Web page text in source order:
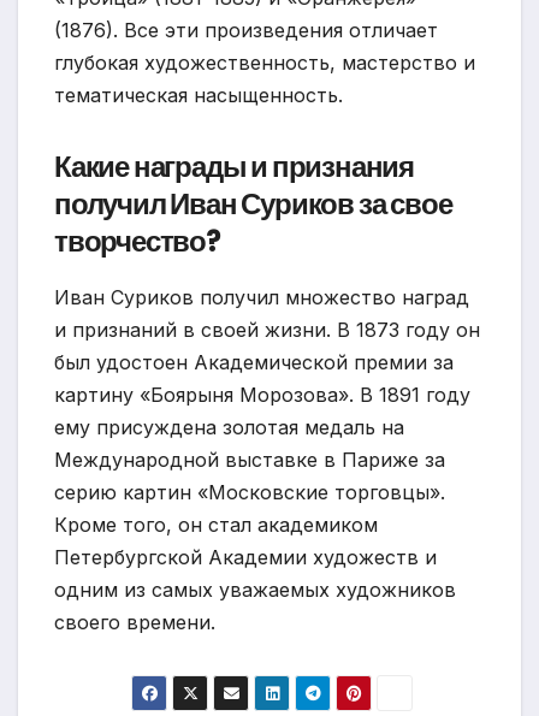
(1876). Все эти произведения отличает
глубокая художественность, мастерство и
тематическая насыщенность.
Какие награды и признания
получил Иван Суриков за свое
творчество?
Иван Суриков получил множество наград
и признаний в своей жизни. В 1873 году он
был удостоен Академической премии за
картину «Боярыня Морозова». В 1891 году
ему присуждена золотая медаль на
Международной выставке в Париже за
серию картин «Московские торговцы».
Кроме того, он стал академиком
Петербургской Академии художеств и
одним из самых уважаемых художников
своего времени.